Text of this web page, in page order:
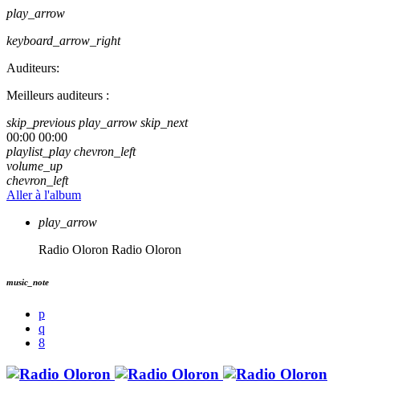
play_arrow
keyboard_arrow_right
Auditeurs:
Meilleurs auditeurs :
skip_previous play_arrow skip_next
00:00 00:00
playlist_play chevron_left
volume_up
chevron_left
Aller à l'album
play_arrow
Radio Oloron Radio Oloron
music_note